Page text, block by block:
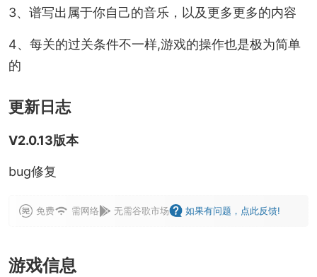
3、谱写出属于你自己的音乐，以及更多更多的内容
4、每关的过关条件不一样,游戏的操作也是极为简单
的
更新日志
V2.0.13版本
bug修复
免费 需网络 无需谷歌市场 如果有问题，点此反馈!
游戏信息